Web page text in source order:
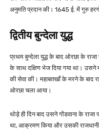
अनुमति प्रदान की। 1645 ई. में गुरु
द्वितीय बुन्देला युद्ध
प्रथम बुन्देला युद्ध के बाद ओरछा के
के साथ दक्षिण भेज दिया गया था। उसने
की सेवा की। महाबतखाँ के मरने के बाद
ओरछा चला आया।
थोड़े ही दिन बाद उसने गोंडवाना के
था, आक्रमण किया और उसकी राजधानी